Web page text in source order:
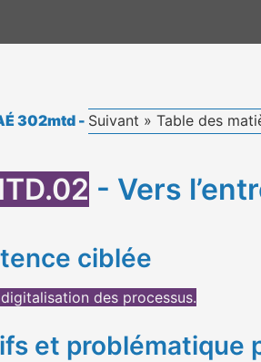
302mtd - Suivant » Table des
- Vers
ciblée
des processus.
et problématique